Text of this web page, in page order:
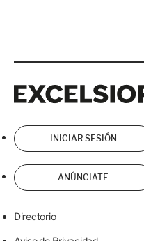
INICIAR SESIÓN
ANÚNCIATE
Directorio